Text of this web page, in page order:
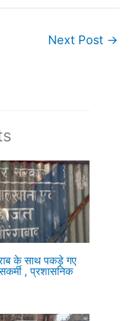
Next Post →
के साथ पकड़े गए
, प्रशासनिक